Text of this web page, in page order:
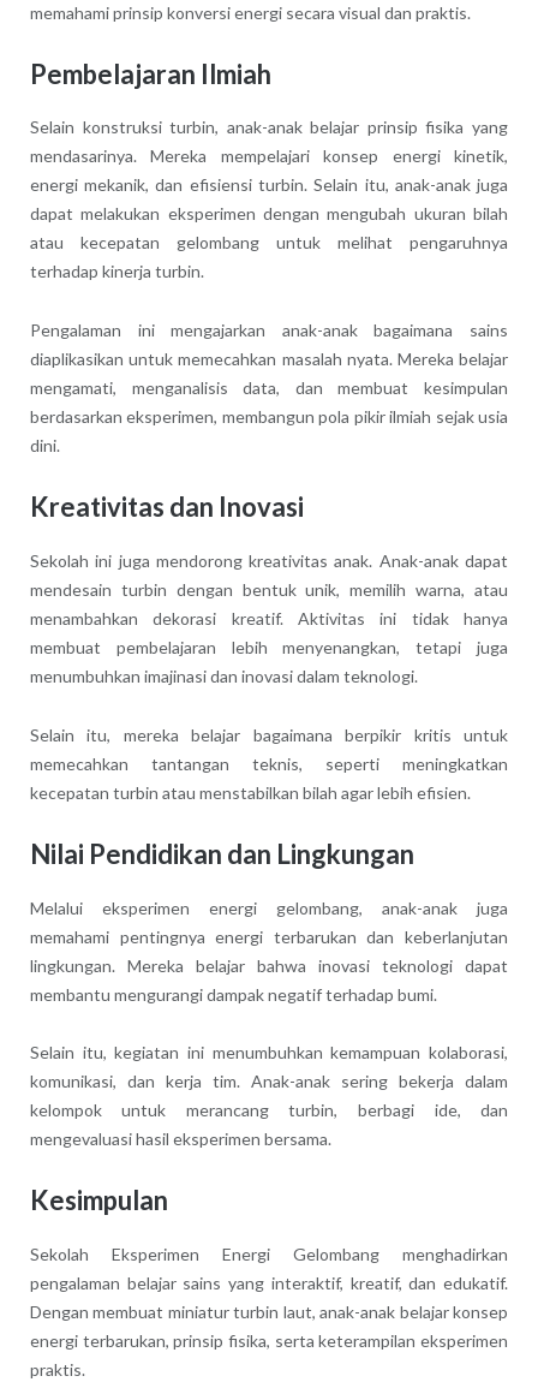
memahami prinsip konversi energi secara visual dan praktis.
Pembelajaran Ilmiah
Selain konstruksi turbin, anak-anak belajar prinsip fisika yang
mendasarinya. Mereka mempelajari konsep energi kinetik,
energi mekanik, dan efisiensi turbin. Selain itu, anak-anak juga
dapat melakukan eksperimen dengan mengubah ukuran bilah
atau kecepatan gelombang untuk melihat pengaruhnya
terhadap kinerja turbin.
Pengalaman ini mengajarkan anak-anak bagaimana sains
diaplikasikan untuk memecahkan masalah nyata. Mereka belajar
mengamati, menganalisis data, dan membuat kesimpulan
berdasarkan eksperimen, membangun pola pikir ilmiah sejak usia
dini.
Kreativitas dan Inovasi
Sekolah ini juga mendorong kreativitas anak. Anak-anak dapat
mendesain turbin dengan bentuk unik, memilih warna, atau
menambahkan dekorasi kreatif. Aktivitas ini tidak hanya
membuat pembelajaran lebih menyenangkan, tetapi juga
menumbuhkan imajinasi dan inovasi dalam teknologi.
Selain itu, mereka belajar bagaimana berpikir kritis untuk
memecahkan tantangan teknis, seperti meningkatkan
kecepatan turbin atau menstabilkan bilah agar lebih efisien.
Nilai Pendidikan dan Lingkungan
Melalui eksperimen energi gelombang, anak-anak juga
memahami pentingnya energi terbarukan dan keberlanjutan
lingkungan. Mereka belajar bahwa inovasi teknologi dapat
membantu mengurangi dampak negatif terhadap bumi.
Selain itu, kegiatan ini menumbuhkan kemampuan kolaborasi,
komunikasi, dan kerja tim. Anak-anak sering bekerja dalam
kelompok untuk merancang turbin, berbagi ide, dan
mengevaluasi hasil eksperimen bersama.
Kesimpulan
Sekolah Eksperimen Energi Gelombang menghadirkan
pengalaman belajar sains yang interaktif, kreatif, dan edukatif.
Dengan membuat miniatur turbin laut, anak-anak belajar konsep
energi terbarukan, prinsip fisika, serta keterampilan eksperimen
praktis.